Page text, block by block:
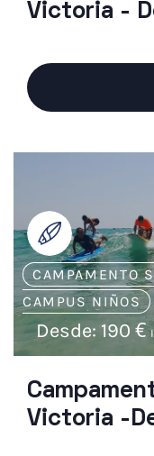
Victoria -
CAMPAMENTO
CAMPUS NIÑOS
Desde: 190 €
Victoria -